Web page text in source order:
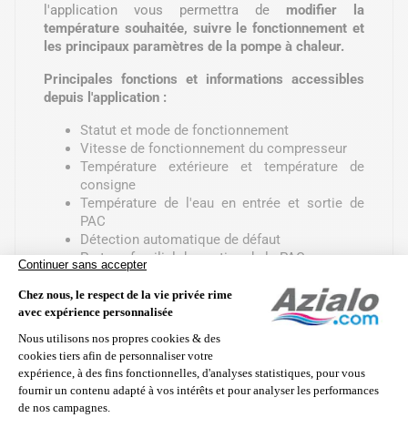
l'application vous permettra de modifier la
température souhaitée, suivre le fonctionnement et
les principaux paramètres de la pompe à chaleur.
Principales fonctions et informations accessibles
depuis l'application :
Statut et mode de fonctionnement
Vitesse de fonctionnement du compresseur
Température extérieure et température de
consigne
Température de l'eau en entrée et sortie de
PAC
Détection automatique de défaut
Partage familial de gestion de la PAC
Fonction Timer/Minuterie
Conditions météo